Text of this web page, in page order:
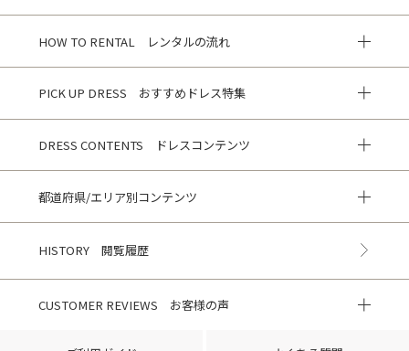
HOW TO RENTAL レンタルの流れ
PICK UP DRESS おすすめドレス特集
DRESS CONTENTS ドレスコンテンツ
都道府県/エリア別コンテンツ
HISTORY 閲覧履歴
CUSTOMER REVIEWS お客様の声